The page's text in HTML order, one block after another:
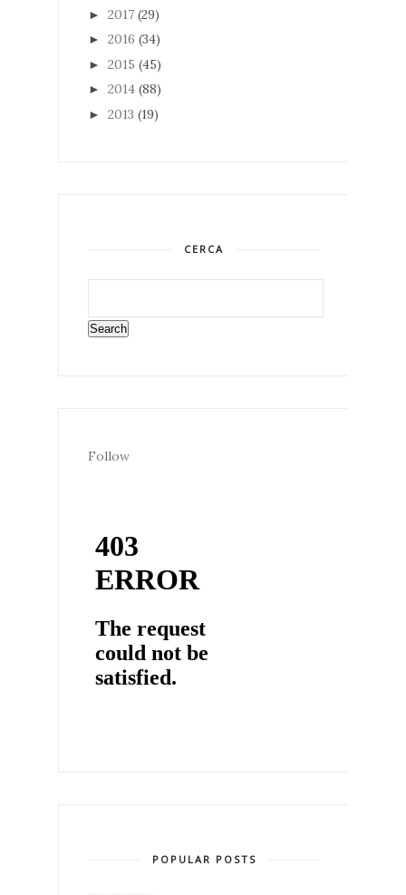
► 2017 (29)
► 2016 (34)
► 2015 (45)
► 2014 (88)
► 2013 (19)
CERCA
Follow
POPULAR POSTS